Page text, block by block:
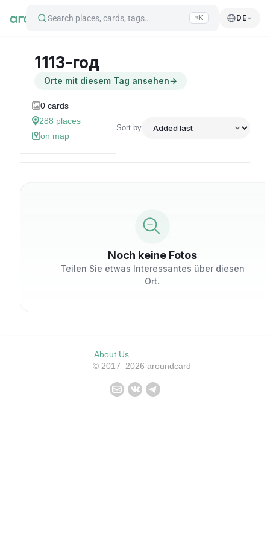
Search places, cards, tags… ⌘K DE
1113-год
Orte mit diesem Tag ansehen→
0 cards
288 places
on map
Sort by
Noch keine Fotos
Teilen Sie etwas Interessantes über diesen
Ort.
About Us
© 2017–2026 aroundcard